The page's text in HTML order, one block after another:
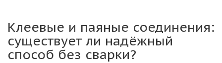
Клеевые и паяные соединения:
существует ли надёжный
способ без сварки?